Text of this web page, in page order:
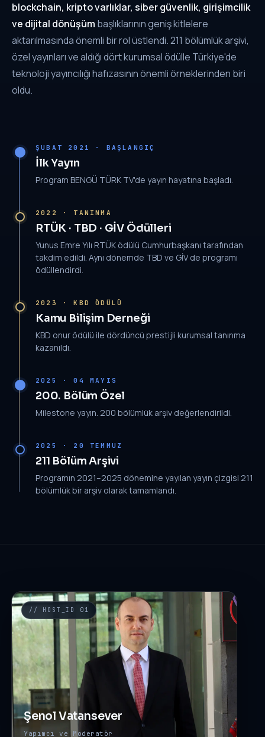
blockchain, kripto varlıklar, siber güvenlik, girişimcilik
ve dijital dönüşüm başlıklarının geniş kitlelere
aktarılmasında önemli bir rol üstlendi. 211 bölümlük arşivi,
özel yayınları ve aldığı dört kurumsal ödülle Türkiye'de
teknoloji yayıncılığı hafızasının önemli örneklerinden biri
oldu.
ŞUBAT 2021 · BAŞLANGIÇ
İlk Yayın
Program BENGÜ TÜRK TV'de yayın hayatına başladı.
2022 · TANINMA
RTÜK · TBD · GİV Ödülleri
Yunus Emre Yılı RTÜK ödülü Cumhurbaşkanı tarafından
takdim edildi. Aynı dönemde TBD ve GİV de programı
ödüllendirdi.
2023 · KBD ÖDÜLÜ
Kamu Bilişim Derneği
KBD onur ödülü ile dördüncü prestijli kurumsal tanınma
kazanıldı.
2025 · 04 MAYIS
200. Bölüm Özel
Milestone yayın. 200 bölümlük arşiv değerlendirildi.
2025 · 20 TEMMUZ
211 Bölüm Arşivi
Programın 2021–2025 dönemine yayılan yayın çizgisi 211
bölümlük bir arşiv olarak tamamlandı.
// HOST_ID 01
Şenol Vatansever
Yapımcı ve Moderatör